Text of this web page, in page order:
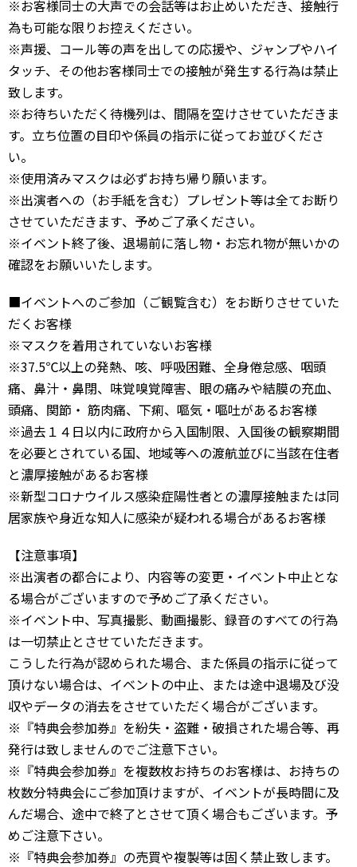
※お客様同士の大声での会話等はお止めいただき、接触行
為も可能な限りお控えください。
※声援、コール等の声を出しての応援や、ジャンプやハイ
タッチ、その他お客様同士での接触が発生する行為は禁止
致します。
※お待ちいただく待機列は、間隔を空けさせていただきま
す。立ち位置の目印や係員の指示に従ってお並びくださ
い。
※使用済みマスクは必ずお持ち帰り願います。
※出演者への（お手紙を含む）プレゼント等は全てお断り
させていただきます、予めご了承ください。
※イベント終了後、退場前に落し物・お忘れ物が無いかの
確認をお願いいたします。
■イベントへのご参加（ご観覧含む）をお断りさせていた
だくお客様
※マスクを着用されていないお客様
※37.5℃以上の発熱、咳、呼吸困難、全身倦怠感、咽頭
痛、鼻汁・鼻閉、味覚嗅覚障害、眼の痛みや結膜の充血、
頭痛、関節・ 筋肉痛、下痢、嘔気・嘔吐があるお客様
※過去１４日以内に政府から入国制限、入国後の観察期間
を必要とされている国、地域等への渡航並びに当該在住者
と濃厚接触があるお客様
※新型コロナウイルス感染症陽性者との濃厚接触または同
居家族や身近な知人に感染が疑われる場合があるお客様
【注意事項】
※出演者の都合により、内容等の変更・イベント中止とな
る場合がございますので予めご了承ください。
※イベント中、写真撮影、動画撮影、録音のすべての行為
は一切禁止とさせていただきます。
こうした行為が認められた場合、また係員の指示に従って
頂けない場合は、イベントの中止、または途中退場及び没
収やデータの消去をさせていただく場合がございます。
※『特典会参加券』を紛失・盗難・破損された場合等、再
発行は致しませんのでご注意下さい。
※『特典会参加券』を複数枚お持ちのお客様は、お持ちの
枚数分特典会にご参加頂けますが、イベントが長時間に及
んだ場合、途中で終了とさせて頂く場合もございます。予
めご注意下さい。
※『特典会参加券』の売買や複製等は固く禁止致します。